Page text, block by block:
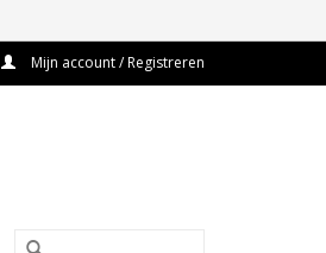
Mijn account / Registreren